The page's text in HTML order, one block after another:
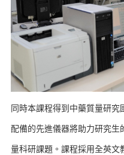
同時本課程得到中藥質量研
配備的先進儀器將助力研究生
量科研課題。課程採用全英文